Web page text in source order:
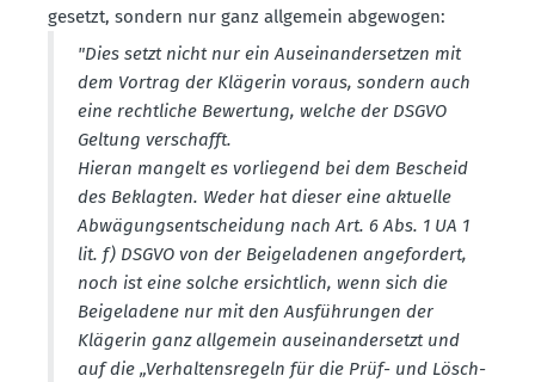
ge­setzt, sondern nur ganz allgemein abgewogen:
"Dies setzt nicht nur ein Ausein­an­der­setzen mit
dem Vortrag der Klägerin voraus, sondern auch
eine recht­liche Bewertung, welche der DSGVO
Geltung verschafft.
Hieran mangelt es vorliegend bei dem Bescheid
des Beklagten. Weder hat dieser eine aktuelle
Abwägungs­ent­scheidung nach Art. 6 Abs. 1 UA 1
lit. f) DSGVO von der Beige­la­denen angefordert,
noch ist eine solche ersichtlich, wenn sich die
Beige­ladene nur mit den Ausfüh­rungen der
Klägerin ganz allgemein ausein­an­der­setzt und
auf die „Verhal­tens­regeln für die Prüf- und Lösch­